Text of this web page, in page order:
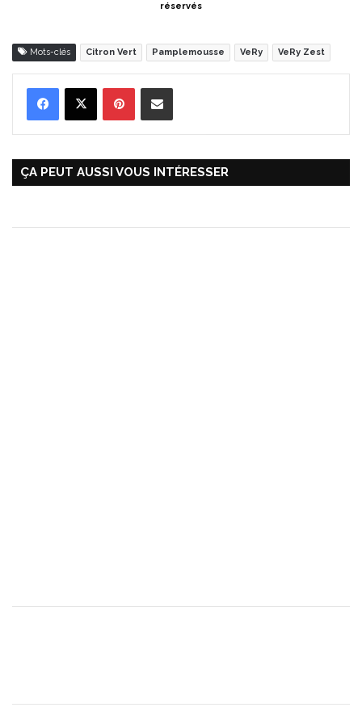
réservés
Mots-clés Citron Vert Pamplemousse VeRy VeRy Zest
ÇA PEUT AUSSI VOUS INTÉRESSER